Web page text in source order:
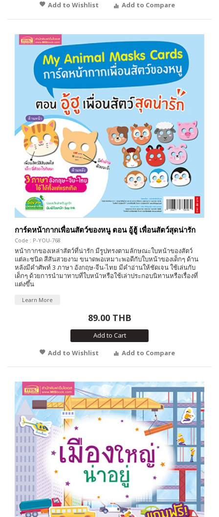
Add to Wishlist
Add to Compare
การ์ดหน้ากากเพื่อนสัตว์ของหนู ตอน อู้ฮู้ เพื่อนสัตว์สุดน่ารัก
Code : P-YOU-768
หน้ากากของเหล่าสัตว์ที่น่ารัก มีรูปทรงตามลักษณะใบหน้าของสัตว์
แต่ละชนิด สีสันสวยงาม ขนาดพอเหมาะพอดีกับใบหน้าของเด็กๆ ด้าน
หลังมีคำศัพท์ 3 ภาษา อังกฤษ-จีน-ไทย มีคำอ่านให้ชัดเจน ใช้เล่นกับ
เด็กๆ ด้วยการนำมาทาบที่ใบหน้าหรือใช้เล่าประกอบนิทานหรือเรื่องที่
แต่งขึ้น
Learn More
89.00 THB
Add to Cart
Add to Wishlist
Add to Compare